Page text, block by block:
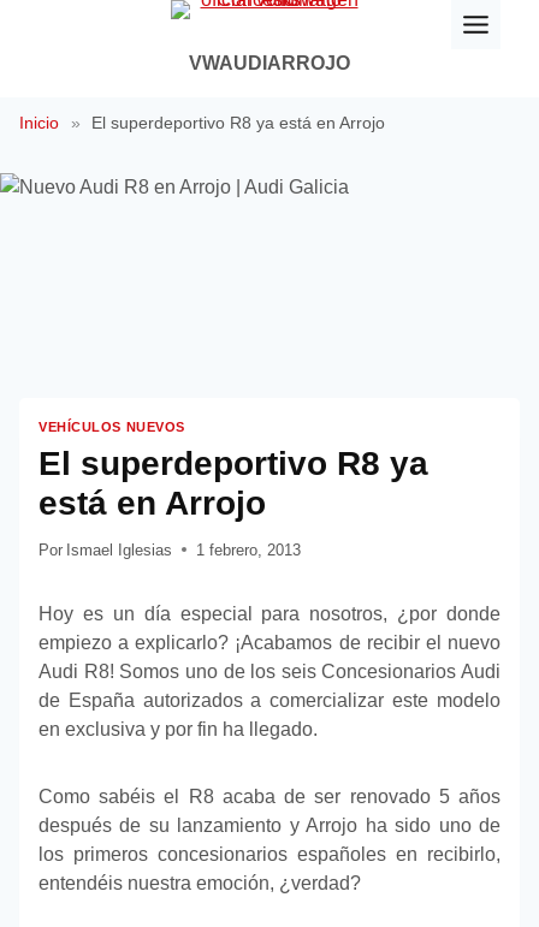
VWAUDIARROJO
Inicio » El superdeportivo R8 ya está en Arrojo
VEHÍCULOS NUEVOS
El superdeportivo R8 ya
está en Arrojo
Por Ismael Iglesias 1 febrero, 2013
Hoy es un día especial para nosotros, ¿por donde
empiezo a explicarlo? ¡Acabamos de recibir el nuevo
Audi R8! Somos uno de los seis Concesionarios Audi
de España autorizados a comercializar este modelo
en exclusiva y por fin ha llegado.
Como sabéis el R8 acaba de ser renovado 5 años
después de su lanzamiento y Arrojo ha sido uno de
los primeros concesionarios españoles en recibirlo,
entendéis nuestra emoción, ¿verdad?